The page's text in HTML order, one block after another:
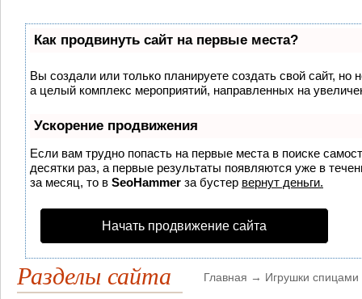
Как продвинуть сайт на первые места?
Вы создали или только планируете создать свой сайт, но
а целый комплекс мероприятий, направленных на
Ускорение продвижения
Если вам трудно попасть на первые места в поиске
десятки раз, а первые результаты появляются уже в
за месяц, то в SeoHammer за бустер вернут деньги.
Начать продвижение сайта
Главная → Игрушки спицами
Разделы сайта